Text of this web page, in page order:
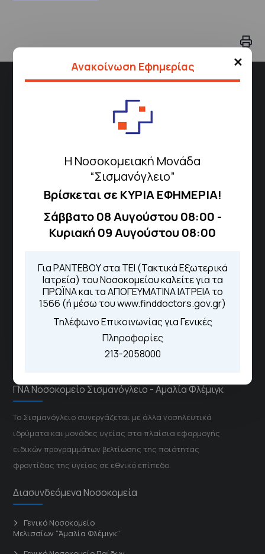
×
Ανακοίνωση Εφημερίας
Η Νοσοκομειακή Μονάδα
“Σισμανόγλειο”
Βρίσκεται σε ΚΥΡΙΑ ΕΦΗΜΕΡΙΑ!
Σάββατο 08 Αυγούστου 08:00 -
Κυριακή 09 Αυγούστου 08:00
Για ΡΑΝΤΕΒΟΥ στα ΤΕΙ (Τακτικά Εξωτερικά
Ιατρεία) του Νοσοκομείου καλείτε για τα
ΠΡΩΪΝΑ και τα ΑΠΟΓΕΥΜΑΤΙΝΑ ΙΑΤΡΕΙΑ το
1566 (ή μέσω του www.finddoctors.gov.gr)
Τηλέφωνο Επικοινωνίας για Γενικές
Πληροφορίες
213-2058000
Διεύθυνση
Σισμανόγλειου 1,
Μαρούσι 151 26,
Πως να έρθετε με ΜΜΜ
Τηλέφωνα για Ραντεβού
Για τα πρωινά και τα απογευματινά
ιατρεία:
Από τον ιστότοποeΡαντεβού
Καλώντας στην φωνητική πύλη του
Μέσω της εφαρμογής "MyHealth
ΓΝΑ Νοσοκομείο Σισμανόγλειο - Αμαλία Φλέμιγκ
Το Σισμανόγλειο συνεργάζεται με άλλα νοσηλευτικά
ιδρύματα και μονάδες υγείας στα πλαίσια εφαρμογής
ειδικών προγραμμάτων βελτίωσης της ποιότητας
φροντίδας της υγείας σε εθνικό επίπεδο.
Διασυνδεόμενα Νοσοκομεία
Γενικό Νοσοκομείο
Μελισσίων “Άμαλία Φλέμιγκ”